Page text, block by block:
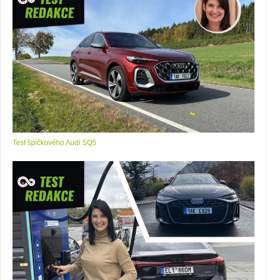
Test špičkového Audi SQ5